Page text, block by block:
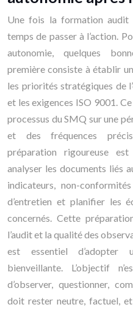
Une fois la formation
temps de passer à l’action.
autonomie, quelques
première consiste à établir
les priorités stratégiques de
et les exigences ISO 9001.
processus du SMQ sur une
et des fréquences
préparation rigoureuse est
analyser les documents liés
indicateurs, non-
d’entretien et planifier les
concernés. Cette
l’audit et la qualité des
est essentiel d’adopter
bienveillante. L’objectif
d’observer, questionner,
doit rester neutre, factuel,